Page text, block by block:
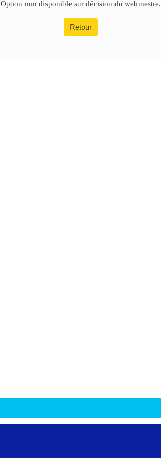
Option non disponible sur décision du webmestre.
Retour